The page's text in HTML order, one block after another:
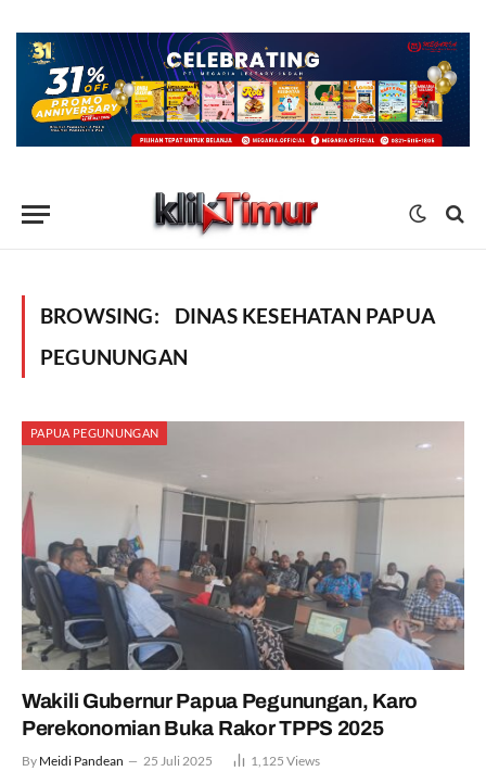
BROWSING:
DINAS KESEHATAN PAPUA
PEGUNUNGAN
PAPUA PEGUNUNGAN
Wakili Gubernur Papua Pegunungan, Karo
Perekonomian Buka Rakor TPPS 2025
By Meidi Pandean 25 Juli 2025 1,125 Views